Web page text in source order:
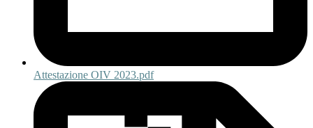
Attestazione OIV 2023.pdf